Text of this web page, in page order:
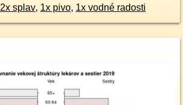
2x splav, 1x pivo, 1x vodné radosti